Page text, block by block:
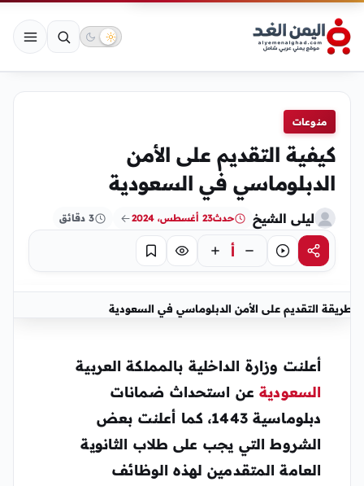
منوعات
كيفية التقديم على الأمن
الدبلوماسي في السعودية
ليلى الشيخ حدث23 أغسطس، 2024 3 دقائق
مشاركةاستماع أ تركيز حفظ
طريقة التقديم على الأمن الدبلوماسي في السعودية
أعلنت وزارة الداخلية بالمملكة العربية
السعوديةعن استحداث ضمانات
دبلوماسية 1443، كما أعلنت بعض
الشروط التي يجب على طلاب الثانوية
العامة المتقدمين لهذه الوظائف